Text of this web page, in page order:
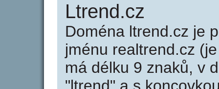
Ltrend.cz
Doména ltrend.cz je
jménu realtrend.cz
má délku 9 znaků, v